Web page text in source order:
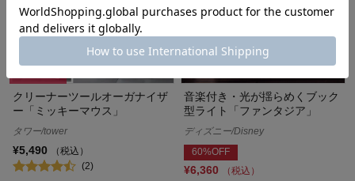
クリーナーツールオーガナイザ
ー「ミッキーマウス」
タワー/tower
¥5,490
（税込）
(2)
音楽付き・光が揺らめくブック
型ライト「ファンタジア」
ディズニー/Disney
60%OFF
¥6,360 （税込）